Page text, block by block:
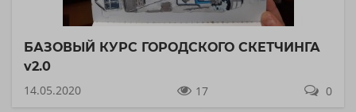
БАЗОВЫЙ КУРС ГОРОДСКОГО СКЕТЧИНГА
v2.0
14.05.2020
17 0